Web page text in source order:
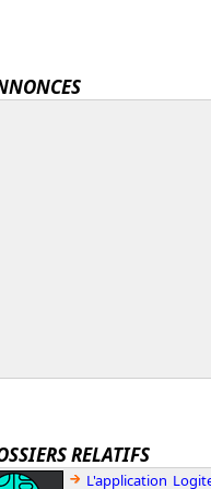
RELATIFS
L'application